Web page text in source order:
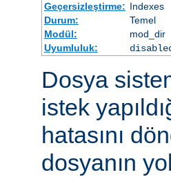
Geçersizleştirme: Indexes
Durum:
Temel
Modül:
mod_dir
Uyumluluk:
Dosya
istek
hatasını
dosyanın